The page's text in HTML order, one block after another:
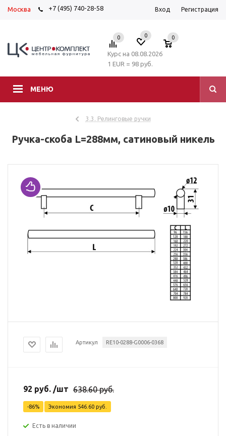
Москва +7 (495) 740-28-58 Вход Регистрация
МЕНЮ
0 0 0
Курс на 08.08.2026
1 EUR = 98 руб.
3.3. Релинговые ручки
Ручка-скоба L=288мм, сатиновый никель
Артикул RE10-0288-G0006-0368
92 руб. /шт 638.60руб.
-86% Экономия 546.60 руб.
Есть в наличии